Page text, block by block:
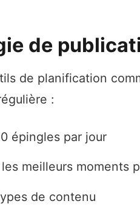
de
de planification
:
épingles par jour
meilleurs moments
de contenu